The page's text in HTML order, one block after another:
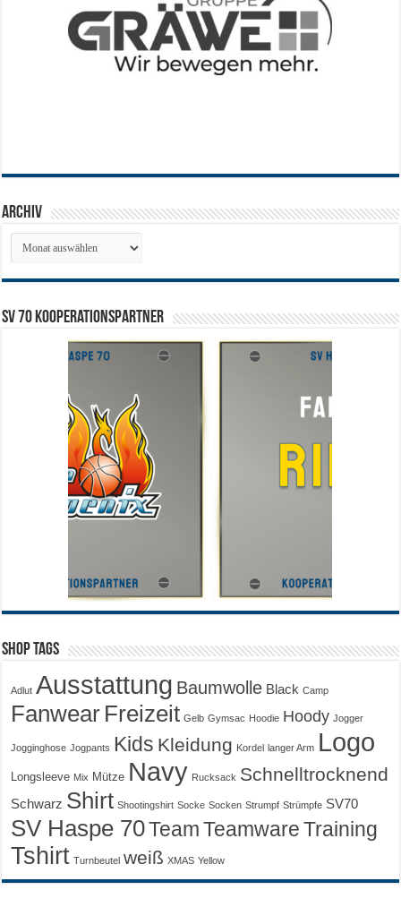
Archiv
Archiv
SV 70 Kooperationspartner
Shop Tags
Adlut Ausstattung Baumwolle Black Camp
Fanwear Freizeit Gelb Gymsac Hoodie Hoody Jogger
Jogginghose Jogpants Kids Kleidung Kordel langer Arm Logo
Longsleeve Mix Mütze Navy Rucksack Schnelltrocknend
Schwarz Shirt Shootingshirt Socke Socken Strumpf Strümpfe SV70
SV Haspe 70Team Teamware Training
Tshirt Turnbeutel weiß XMAS Yellow